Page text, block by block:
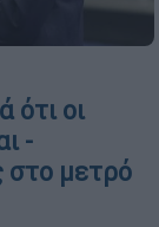
οι
-
στο μετρό